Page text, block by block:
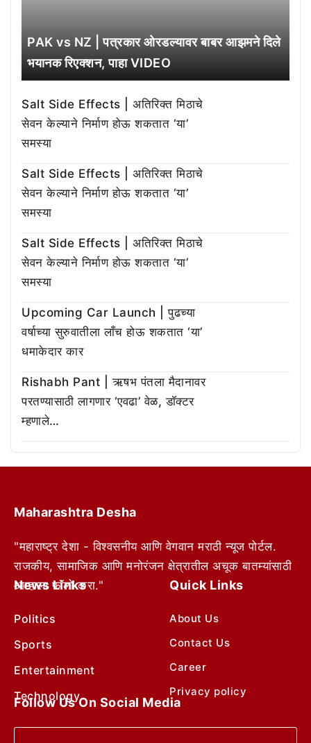
PAK vs NZ | पत्रकार ओरडल्यावर बाबर आझमने दिले
भयानक रिएक्शन, पाहा VIDEO
Salt Side Effects | अतिरिक्त मिठाचे
सेवन केल्याने निर्माण होऊ शकतात ‘या’
समस्या
Salt Side Effects | अतिरिक्त मिठाचे
सेवन केल्याने निर्माण होऊ शकतात ‘या’
समस्या
Salt Side Effects | अतिरिक्त मिठाचे
सेवन केल्याने निर्माण होऊ शकतात ‘या’
समस्या
Upcoming Car Launch | पुढच्या
वर्षाच्या सुरुवातीला लाँच होऊ शकतात ‘या’
धमाकेदार कार
Rishabh Pant | ऋषभ पंतला मैदानावर
परतण्यासाठी लागणार ‘एवढा’ वेळ, डॉक्टर
म्हणाले…
Maharashtra Desha
"महाराष्ट्र देशा - विश्वसनीय आणि वेगवान मराठी न्यूज पोर्टल.
राजकीय, सामाजिक आणि मनोरंजन क्षेत्रातील अचूक बातम्यांसाठी
आम्हाला फॉलो करा."
News Links
Politics
Sports
Entertainment
Technology
Quick Links
About Us
Contact Us
Career
Privacy policy
Follow Us On Social Media